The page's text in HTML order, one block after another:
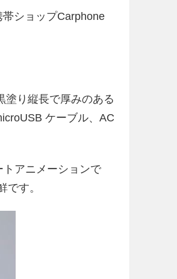
ショップCarphone
塗り縦長で厚みのある
ケーブル、AC
アニメーションで
す。